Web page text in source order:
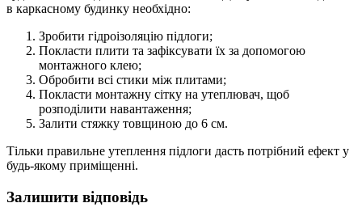
в каркасному будинку необхідно:
Зробити гідроізоляцію підлоги;
Покласти плити та зафіксувати їх за допомогою
монтажного клею;
Обробити всі стики між плитами;
Покласти монтажну сітку на утеплювач, щоб
розподілити навантаження;
Залити стяжку товщиною до 6 см.
Тільки правильне утеплення підлоги дасть потрібний ефект у
будь-якому приміщенні.
Залишити відповідь